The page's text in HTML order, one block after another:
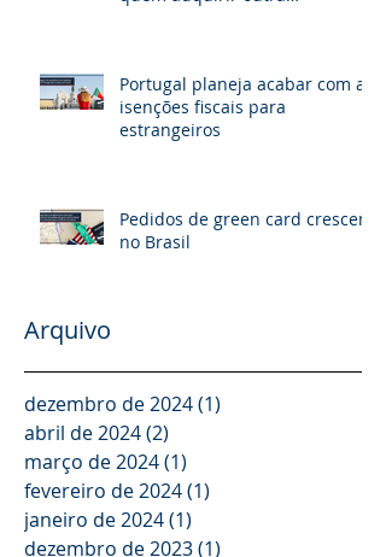
Portugal planeja acabar com as
isenções fiscais para
estrangeiros
Pedidos de green card crescem
no Brasil
Arquivo
dezembro de 2024(1)
abril de 2024(2)
março de 2024(1)
fevereiro de 2024(1)
janeiro de 2024(1)
dezembro de 2023(1)